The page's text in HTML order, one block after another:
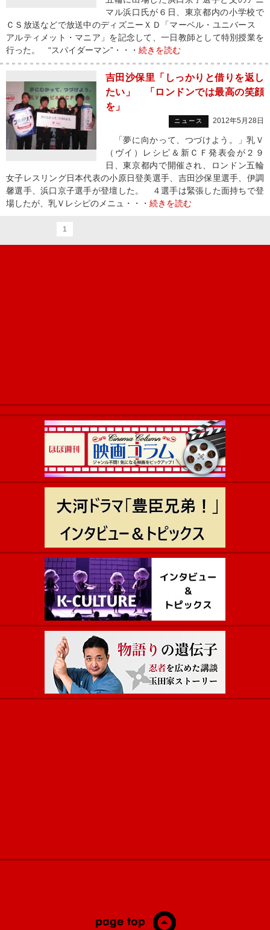
マル浜口氏が６日、東京都内の小学校で
ＣＳ放送などで放送中のディズニーＸＤ「マーベル・ユニバース
アルティメット・マニア」を記念して、一日教師として特別授業を
行った。 “スパイダーマン”・・・ 続きを読む
吉田沙保里「しっかりと借りを返し
たい」 「ロンドンでは最高の笑顔
を」
ニュース 2012年5月28日
「夢に向かって、つづけよう。」乳Ｖ
（ヴイ）レシピ＆新ＣＦ発表会が２９
日、東京都内で開催され、ロンドン五輪
女子レスリング日本代表の小原日登美選手、吉田沙保里選手、伊調
馨選手、浜口京子選手が登壇した。 ４選手は緊張した面持ちで登
場したが、乳Ｖレシピのメニュ・・・ 続きを読む
1